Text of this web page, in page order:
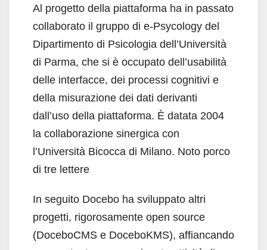
Al progetto della piattaforma ha in passato
collaborato il gruppo di e-Psycology del
Dipartimento di Psicologia dell’Università
di Parma, che si è occupato dell’usabilità
delle interfacce, dei processi cognitivi e
della misurazione dei dati derivanti
dall’uso della piattaforma. È datata 2004
la collaborazione sinergica con
l’Università Bicocca di Milano. Noto porco
di tre lettere
In seguito Docebo ha sviluppato altri
progetti, rigorosamente open source
(DoceboCMS e DoceboKMS), affiancando